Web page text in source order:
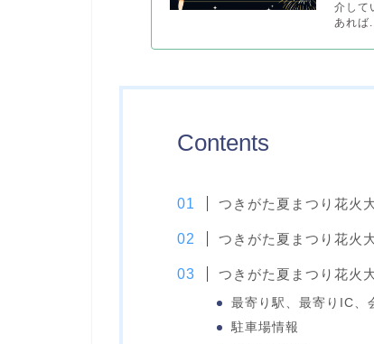
介して
あれば
Contents
つきがた夏まつり花火
つきがた夏まつり花火
つきがた夏まつり花火
最寄り駅、最寄りIC、
駐車場情報